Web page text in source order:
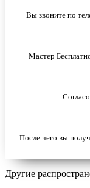
Вы звоните по
Мастер
После чего вы
Другие